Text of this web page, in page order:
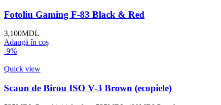
Fotoliu Gaming F-83 Black & Red
3,100MDL
Adaugă în coș
-9%
Quick view
Scaun de Birou ISO V-3 Brown (ecopiele)